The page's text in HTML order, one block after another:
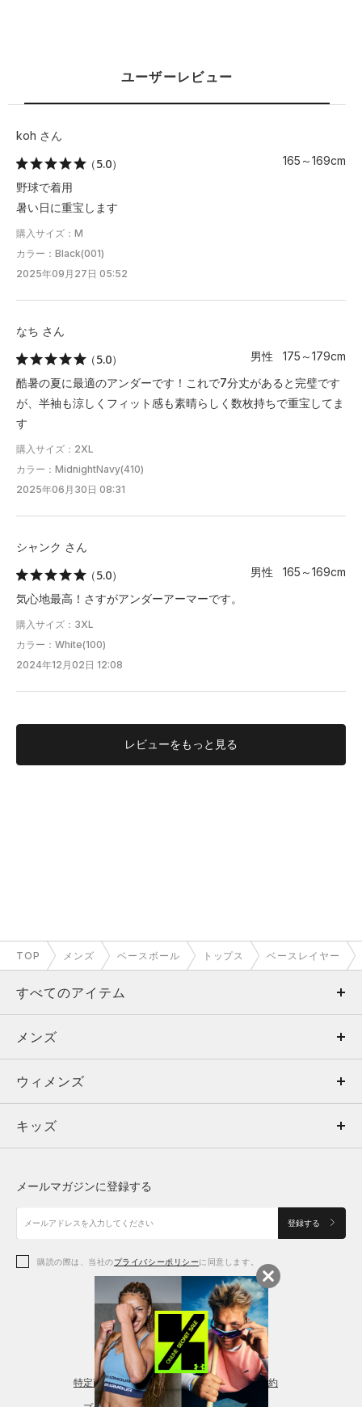
ユーザーレビュー
koh さん
（5.0）
165～169cm
野球で着用
暑い日に重宝します
購入サイズ：M
カラー：Black(001)
2025年09月27日 05:52
なち さん
（5.0）
男性 175～179cm
酷暑の夏に最適のアンダーです！これで7分丈があると完璧です
が、半袖も涼しくフィット感も素晴らしく数枚持ちで重宝してま
す
購入サイズ：2XL
カラー：MidnightNavy(410)
2025年06月30日 08:31
シャンク さん
（5.0）
男性 165～169cm
気心地最高！さすがアンダーアーマーです。
購入サイズ：3XL
カラー：White(100)
2024年12月02日 12:08
レビューをもっと見る
TOP メンズ ベースボール トップス ベースレイヤー
すべてのアイテム
メンズ
ウィメンズ
キッズ
アクセサリー
メンズ
トップス
ボトムス
アクセサリー
ウィメンズ
トップス
シューズ
アクセサリー
レギンス＆タイツ
キッズ
シューズ
メールマガジンに登録する
登録する
購読の際は、当社のプライバシーポリシーに同意します。
特定商取引法に基づく通販の表記 会員規約